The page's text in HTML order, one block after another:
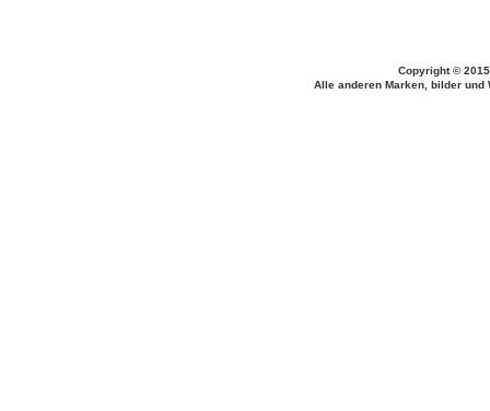
Copyright ©
Alle anderen Marken, bilder und